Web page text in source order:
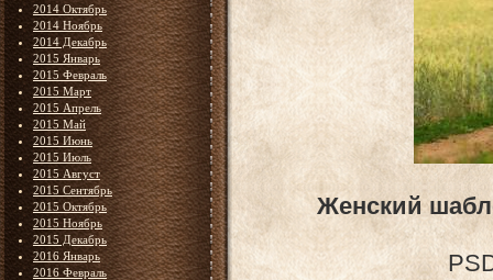
2014 Октябрь
2014 Ноябрь
2014 Декабрь
2015 Январь
2015 Февраль
2015 Март
2015 Апрель
2015 Май
2015 Июнь
2015 Июль
2015 Август
2015 Сентябрь
2015 Октябрь
2015 Ноябрь
2015 Декабрь
2016 Январь
2016 Февраль
Женский